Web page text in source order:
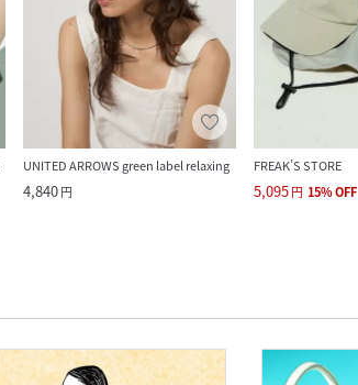
UNITED ARROWS green label relaxing
4,840円
FREAK’S STORE
5,095円 15%OFF